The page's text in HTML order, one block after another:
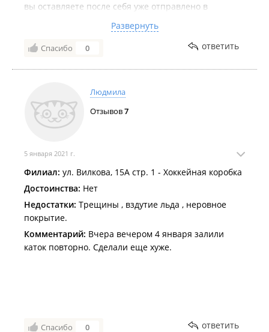
вы оставляете после себя уже отправлено в
время вы не уберете за собой все , такие фото будут
отправлены по Госуслугам в Москву на контроль
Развернуть
Спасибо 0 ответить
Людмила
Отзывов7
5 января 2021 г.
Филиал: ул. Вилкова, 15А стр. 1 - Хоккейная коробка
Достоинства: Нет
Недостатки: Трещины , вздутие льда , неровное
покрытие.
Комментарий: Вчера вечером 4 января залили
каток повторно. Сделали еще хуже.
Спасибо 0 ответить